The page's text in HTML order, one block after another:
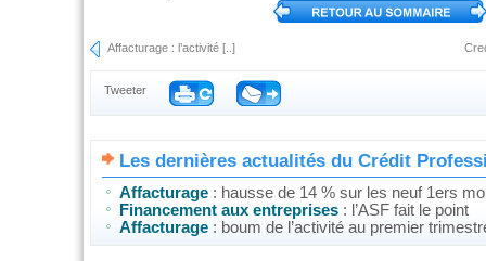
Affacturage : l’activité [..]
Tweeter
Les dernières actualités du Crédit
Affacturage : hausse de 14 % sur les neuf 1ers
Financement aux entreprises : l’ASF fait le point
Affacturage : boum de l’activité au premier